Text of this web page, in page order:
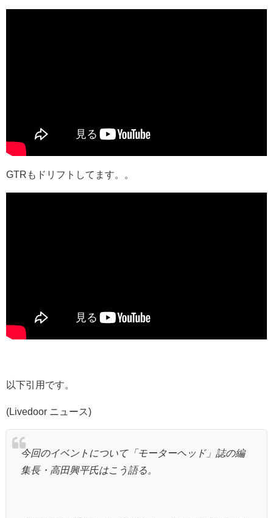
GTRもドリフトしてます。。
以下引用です。
(Livedoor ニュース)
今回のイベントについて「モーターヘッド」誌の編
集長・高田興平氏はこう語る。